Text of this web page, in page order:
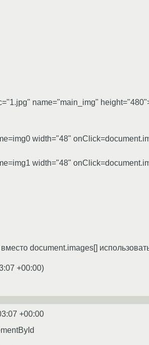
name="main_img"
width="48"
width="48"
document.images[]
+00:00)
+00:00